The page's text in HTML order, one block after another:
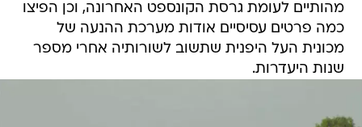
מהותיים לעומת גרסת הקונספט האחרונה, וכן הפיצו
כמה פרטים עסיסיים אודות מערכת ההנעה של
מכונית העל היפנית שתשוב לשורותיה אחרי מספר
שנות היעדרות.